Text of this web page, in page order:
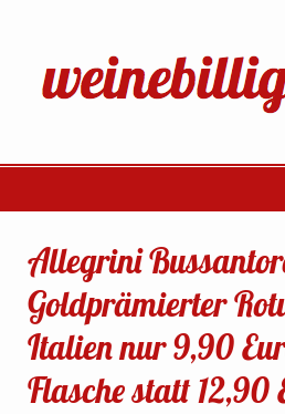
Allegrini
Goldprämierter
Italien nur 9,90
Flasche statt 12,90